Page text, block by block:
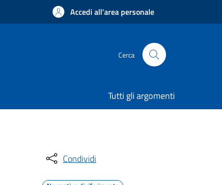
Accedi all'area personale
Cerca
Tutti gli argomenti
Condividi